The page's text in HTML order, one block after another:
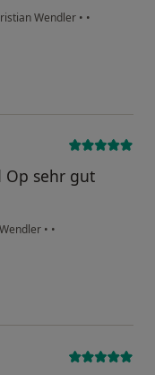
Wendler • •
Op sehr gut
• •